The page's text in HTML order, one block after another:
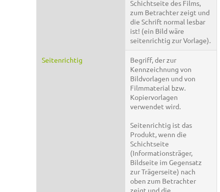
Schichtseite des Films,
zum Betrachter zeigt und
die Schrift normal lesbar
ist! (ein Bild wäre
seitenrichtig zur Vorlage).
Seitenrichtig
Begriff, der zur
Kennzeichnung von
Bildvorlagen und von
Filmmaterial bzw.
Kopiervorlagen
verwendet wird.
Seitenrichtig ist das
Produkt, wenn die
Schichtseite
(Informationsträger,
Bildseite im Gegensatz
zur Trägerseite) nach
oben zum Betrachter